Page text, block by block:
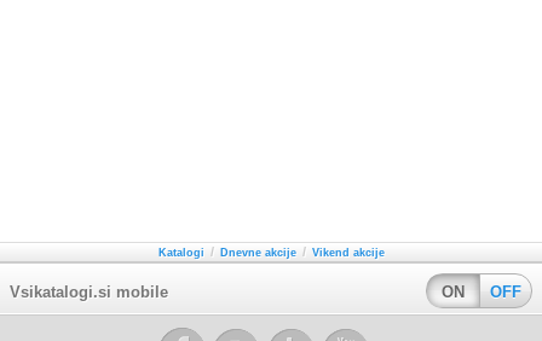
Katalogi / Dnevne akcije / Vikend akcije
Vsikatalogi.si mobile ON OFF